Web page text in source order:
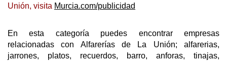
Unión, visita Murcia.com/publicidad
En esta categoría puedes encontrar empresas
relacionadas con Alfarerías de La Unión; alfarerias,
jarrones, platos, recuerdos, barro, anforas, tinajas,